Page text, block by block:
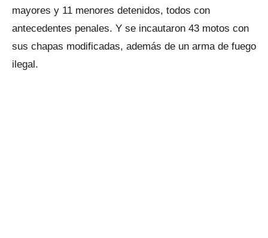
mayores y 11 menores detenidos, todos con
antecedentes penales. Y se incautaron 43 motos con
sus chapas modificadas, además de un arma de fuego
ilegal.